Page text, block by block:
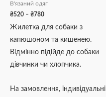
В'язаний одяг
₴520 – ₴780
Жилетка для собаки з
капюшоном та кишенею.
Відмінно підійде до собаки
дівчинки чи хлопчика.
На замовлення, індивідуальні
можна
вибрати
на
сторінці